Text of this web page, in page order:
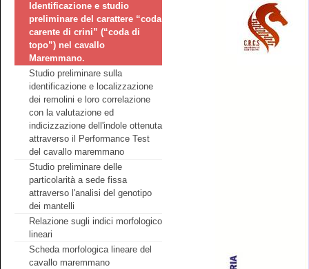
Identificazione e studio
preliminare del carattere “coda
carente di crini” (“coda di
topo”) nel cavallo
Maremmano.
Studio preliminare sulla
identificazione e localizzazione
dei remolini e loro correlazione
con la valutazione ed
indicizzazione dell'indole ottenuta
attraverso il Performance Test
del cavallo maremmano
Studio preliminare delle
particolarità a sede fissa
attraverso l'analisi del genotipo
dei mantelli
Relazione sugli indici morfologico
lineari
Scheda morfologica lineare del
cavallo maremmano